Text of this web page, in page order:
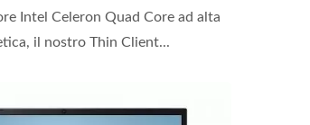
Intel Celeron Quad Core ad alta
il nostro Thin Client...